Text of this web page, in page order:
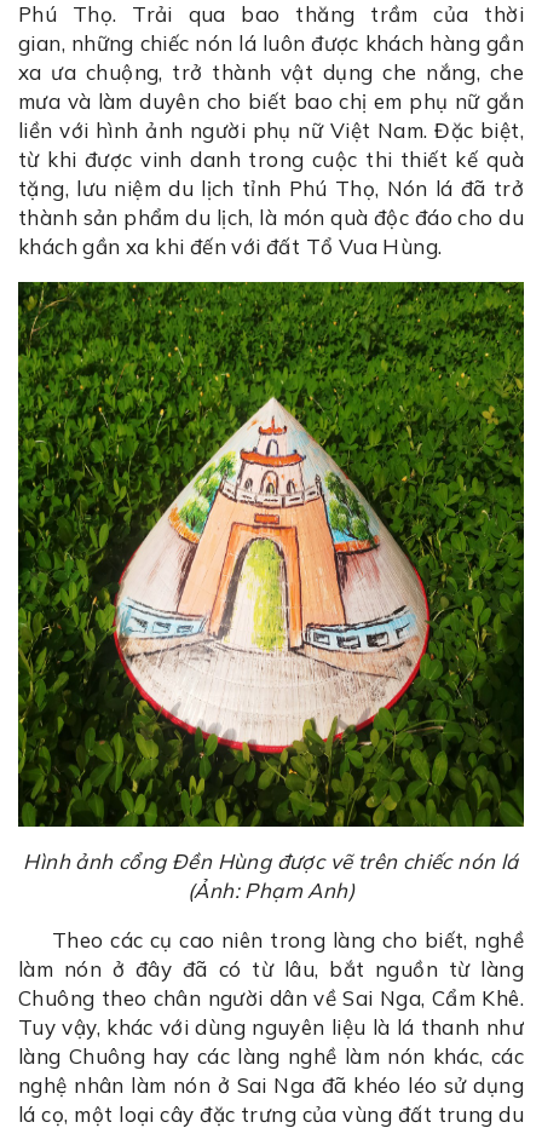
Phú Thọ. Trải qua bao thăng trầm của thời
gian, những chiếc nón lá luôn được khách hàng gần
xa ưa chuộng, trở thành vật dụng che nắng, che
mưa và làm duyên cho biết bao chị em phụ nữ gắn
liền với hình ảnh người phụ nữ Việt Nam. Đặc biệt,
từ khi được vinh danh trong cuộc thi thiết kế quà
tặng, lưu niệm du lịch tỉnh Phú Thọ, Nón lá đã trở
thành sản phẩm du lịch, là món quà độc đáo cho du
khách gần xa khi đến với đất Tổ Vua Hùng.
Hình ảnh cổng Đền Hùng được vẽ trên chiếc nón lá
(Ảnh: Phạm Anh)
Theo các cụ cao niên trong làng cho biết, nghề
làm nón ở đây đã có từ lâu, bắt nguồn từ làng
Chuông theo chân người dân về Sai Nga, Cẩm Khê.
Tuy vậy, khác với dùng nguyên liệu là lá thanh như
làng Chuông hay các làng nghề làm nón khác, các
nghệ nhân làm nón ở Sai Nga đã khéo léo sử dụng
lá cọ, một loại cây đặc trưng của vùng đất trung du